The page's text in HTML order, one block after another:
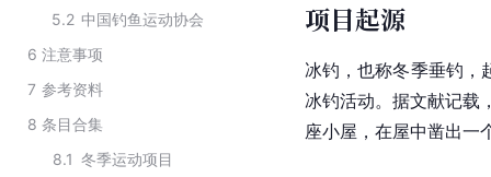
5.2 中国钓鱼运动协会
6 注意事项
7 参考资料
8 条目合集
8.1 冬季运动项目
项目起源
冰钓，也称冬季垂钓，
冰钓活动。据文献记
座小屋，在屋中凿出一